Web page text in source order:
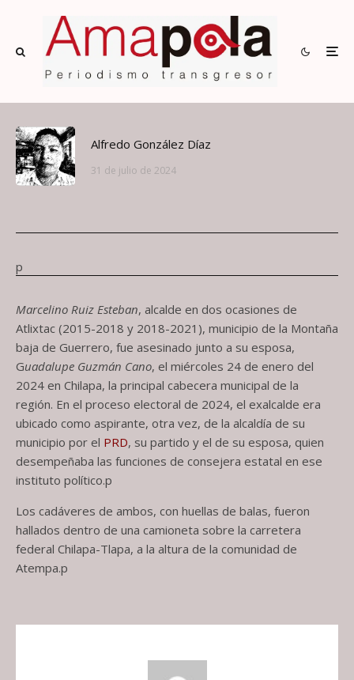
Alfredo González Díaz
31 de julio de 2024
Marcelino Ruiz Esteban
Amapola Periodismo Transgresor
p
Marcelino Ruiz Esteban, alcalde en dos ocasiones de
Atlixtac (2015-2018 y 2018-2021), municipio de la Montaña
baja de Guerrero, fue asesinado junto a su esposa,
Guadalupe Guzmán Cano, el miércoles 24 de enero del
2024 en Chilapa, la principal cabecera municipal de la
región. En el proceso electoral de 2024, el exalcalde era
ubicado como aspirante, otra vez, de la alcaldía de su
municipio por el PRD, su partido y el de su esposa, quien
desempeñaba las funciones de consejera estatal en ese
instituto político.p
Los cadáveres de ambos, con huellas de balas, fueron
hallados dentro de una camioneta sobre la carretera
federal Chilapa-Tlapa, a la altura de la comunidad de
Atempa.p